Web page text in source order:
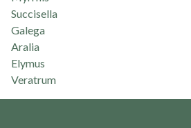
Succisella
Galega
Aralia
Elymus
Veratrum